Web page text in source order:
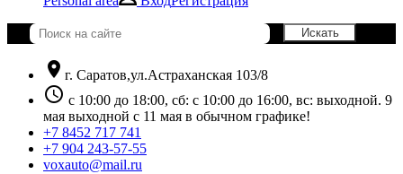
location_on г. Саратов,ул.Астраханская 103/8
schedule с 10:00 до 18:00, сб: с 10:00 до 16:00, вс: выходной. 9
мая выходной с 11 мая в обычном графике!
+7 8452 717 741
+7 904 243-57-55
voxauto@mail.ru